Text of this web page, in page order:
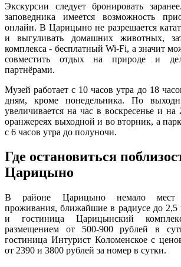
Экскурсии следует бронировать
заповедника имеется возможность
онлайн. В Царицыно не разрешается
и выгуливать домашних животных,
комплекса - бесплатный Wi-Fi, а значит
совместить отдых на природе и
партнёрами.
Музей работает с 10 часов утра до 18
дням, кроме понедельника. По
увеличивается на час в воскресенье и на
оранжереях выходной и во вторник, а
с 6 часов утра до полуночи.
Где остановиться
Царицыно
В районе Царицыно немало мест
проживания, ближайшие в радиусе до 2,5
и гостиница Царицынский
размещением от 500-900 рублей в
гостиница Интурист Коломенское с
от 2390 и 3800 рублей за номер в сутки.